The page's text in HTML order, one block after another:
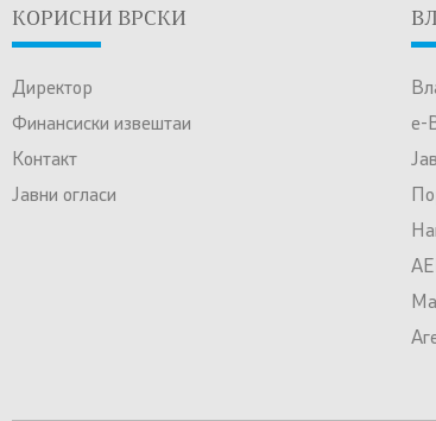
КОРИСНИ ВРСКИ
Директор
Финансиски извештаи
Контакт
Јавни огласи
е-